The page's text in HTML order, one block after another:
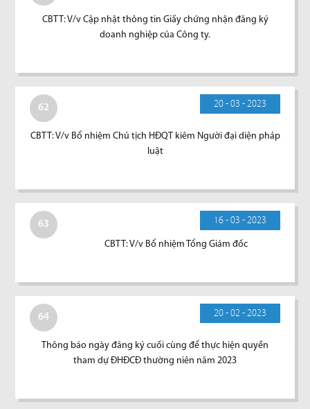
CBTT: V/v Cập nhật thông tin Giấy chứng nhận đăng ký
doanh nghiệp của Công ty.
62 20 - 03 - 2023
CBTT: V/v Bổ nhiệm Chủ tịch HĐQT kiêm Người đại diện pháp
luật
63 16 - 03 - 2023
CBTT: V/v Bổ nhiệm Tổng Giám đốc
64 20 - 02 - 2023
Thông báo ngày đăng ký cuối cùng để thực hiện quyền
tham dự ĐHĐCĐ thường niên năm 2023